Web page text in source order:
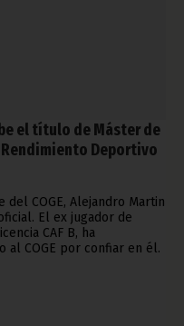
el título de Máster de
Deportivo
COGE, Alejandro Martin
El ex jugador de
CAF B, ha
al COGE por confiar en él.